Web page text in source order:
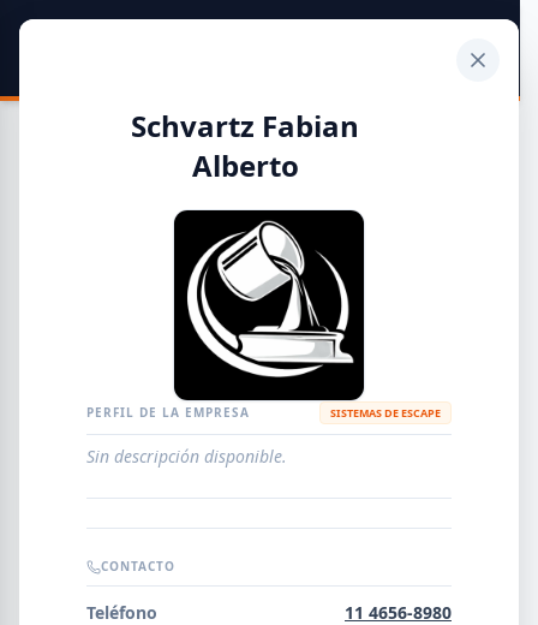
Guía de Empresas Metalúrgicas y Siderúrgicas
METALÚRGICAS
EMPRESAS AGREGAR EMPRESA 0RESULTADOS
Schvartz Fabian
Alberto
PERFIL DE LA EMPRESA SISTEMAS DE ESCAPE
Sin descripción disponible.
CONTACTO
Teléfono
11 4656-8980